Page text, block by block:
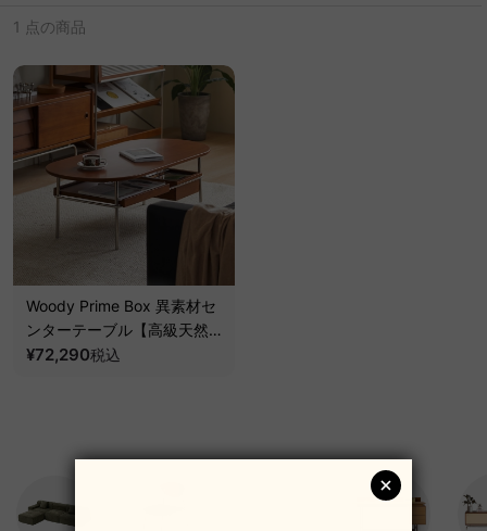
1 点の商品
Woody Prime Box 異素材セ
ンターテーブル【高級天然ツ
ゲ材】
¥72,290税込